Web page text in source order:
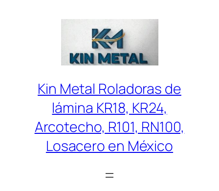
Kin Metal Roladoras de
lámina KR18, KR24,
Arcotecho, R101, RN100,
Losacero en México